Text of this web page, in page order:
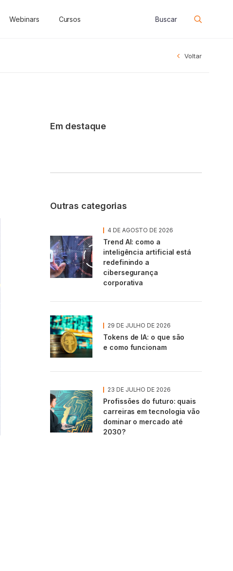
Webinars Cursos
Voltar
Em destaque
Outras categorias
4 DE AGOSTO DE 2026
Trend AI: como a
inteligência artificial está
redefinindo a
cibersegurança
corporativa
29 DE JULHO DE 2026
Tokens de IA: o que são
e como funcionam
23 DE JULHO DE 2026
Profissões do futuro: quais
carreiras em tecnologia vão
dominar o mercado até
2030?